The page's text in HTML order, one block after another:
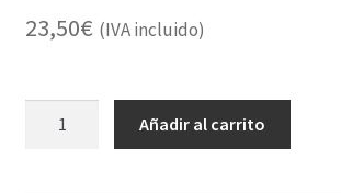
23,50€ (IVA incluido)
Añadir al carrito